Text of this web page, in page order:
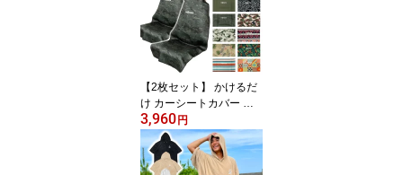
隠せる かご丸ごと保冷バ
ッグ マイバスケット 折
り畳み 大容量 まるごと
楽々
【2枚セット】 かけるだ
け カーシートカバー 車
シートカバー 防水 運転
席 助手席 NOGES ノージ
ス フロント2枚セット 防
水シート ネオプレーン
3,960円